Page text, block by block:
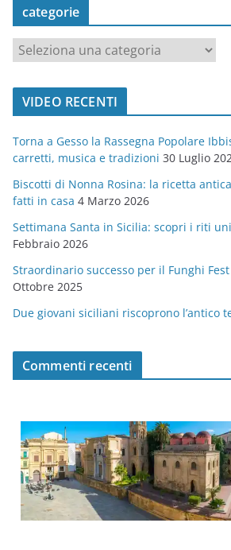
categorie
a
t
o
r
i
e
VIDEO RECENTI
Torna a Gesso la Rassegna Popolare
carretti, musica e tradizioni 30 Luglio
Biscotti di Nonna Rosina: la ricetta
fatti in casa 4 Marzo 2026
Settimana Santa in Sicilia: scopri i riti
Febbraio 2026
Straordinario successo per il Funghi
Ottobre 2025
Due giovani siciliani riscoprono l’antico
Commenti recenti